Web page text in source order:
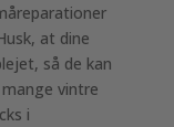
at dine
så de kan
vintre
i